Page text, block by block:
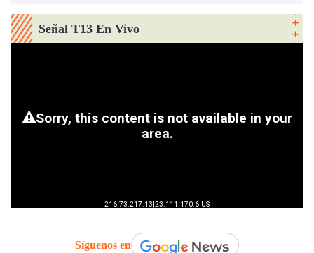
Señal T13 En Vivo
Síguenos en